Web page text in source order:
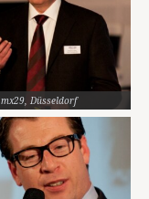
mx29, Düsseldorf